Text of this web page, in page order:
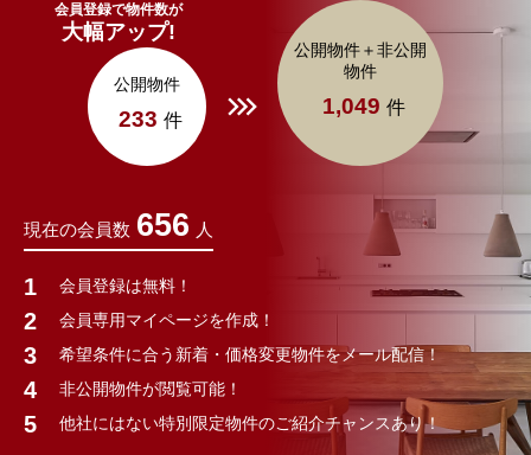
会員登録で物件数が
大幅アップ!
公開物件
233 件
公開物件＋非公開
物件
1,049 件
現在の会員数 656 人
会員登録は無料！
会員専用マイページを作成！
希望条件に合う新着・価格変更物件をメール配信！
非公開物件が閲覧可能！
他社にはない特別限定物件のご紹介チャンスあり！